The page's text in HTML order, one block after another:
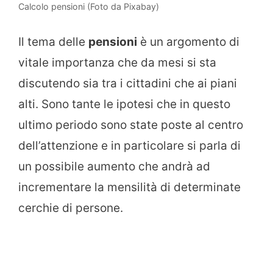
Calcolo pensioni (Foto da Pixabay)
Il tema delle pensioni è un argomento di
vitale importanza che da mesi si sta
discutendo sia tra i cittadini che ai piani
alti. Sono tante le ipotesi che in questo
ultimo periodo sono state poste al centro
dell’attenzione e in particolare si parla di
un possibile aumento che andrà ad
incrementare la mensilità di determinate
cerchie di persone.